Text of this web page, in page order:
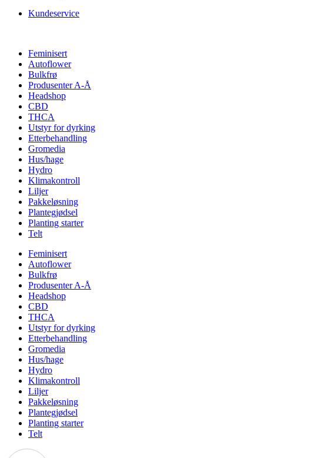
Kundeservice
Feminisert
Autoflower
Bulkfrø
Produsenter A-Å
Headshop
CBD
THCA
Utstyr for dyrking
Etterbehandling
Gromedia
Hus/hage
Hydro
Klimakontroll
Liljer
Pakkeløsning
Plantegjødsel
Planting starter
Telt
Feminisert
Autoflower
Bulkfrø
Produsenter A-Å
Headshop
CBD
THCA
Utstyr for dyrking
Etterbehandling
Gromedia
Hus/hage
Hydro
Klimakontroll
Liljer
Pakkeløsning
Plantegjødsel
Planting starter
Telt